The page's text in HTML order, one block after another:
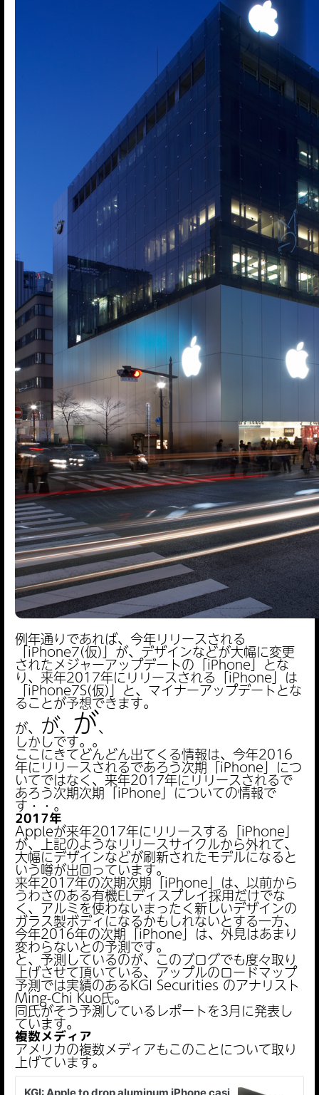
例年通りであれば、今年リリースされる
「iPhone7(仮)」が、デザインなどが大幅に変更
されたメジャーアップデートの「iPhone」とな
り、来年2017年にリリースされる「iPhone」は
「iPhone7S(仮)」と、マイナーアップデートとな
ることが予想できます。
が、 が、 が、
しかしです。。
ここにきてどんどん出てくる情報は、今年2016
年にリリースされるであろう次期「iPhone」につ
いてではなく、来年2017年にリリースされるで
あろう次期次期「iPhone」についての情報で
す・・。
2017年
Appleが来年2017年にリリースする「iPhone」
が、上記のようなリリースサイクルから外れて、
大幅にデザインなどが刷新されたモデルになると
いう噂が出回っています。
来年2017年の次期次期「iPhone」は、以前から
うわさのある有機ELディスプレイ採用だけでな
く、アルミを使わないまったく新しいデザインの
ガラス製ボディになるかもしれないとする一方、
今年2016年の次期「iPhone」は、外見はあまり
変わらないとの予測です。
と、予測しているのが、このブログでも度々取り
上げさせて頂いている、アップルのロードマップ
予測では実績のあるKGI Securities のアナリスト
Ming-Chi Kuo氏。
同氏がそう予測しているレポートを3月に発表し
ています。
複数メディア
アメリカの複数メディアもこのことについて取り
上げています。